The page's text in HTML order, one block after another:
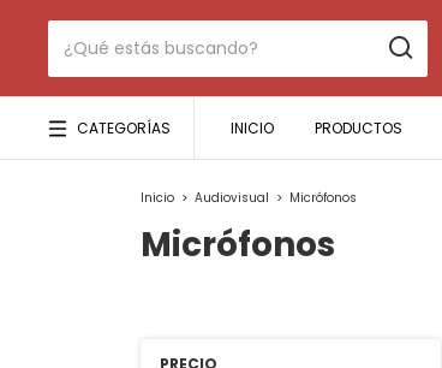
CATEGORÍAS INICIO PRODUCTOS
Inicio > Audiovisual > Micrófonos
Micrófonos
PRECIO